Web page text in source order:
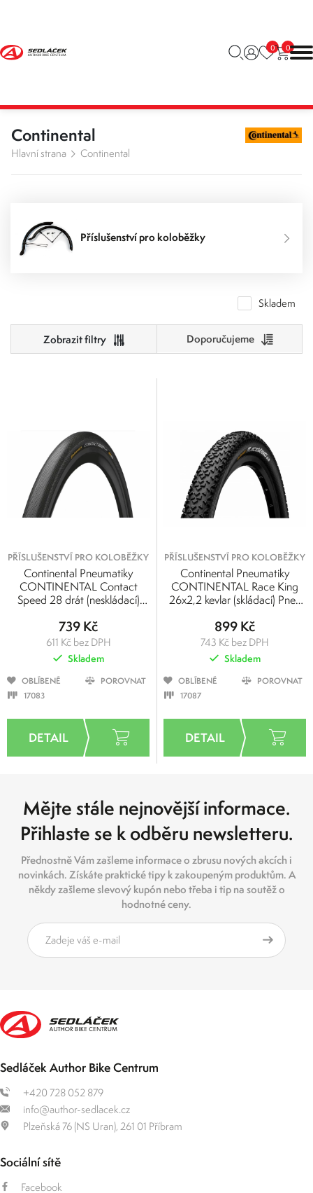
0 0
Continental
Hlavní strana Continental
Příslušenství pro koloběžky
Skladem
Doporučujeme
625
PŘÍSLUŠENSTVÍ PRO KOLOBĚŽKY
Continental Pneumatiky
CONTINENTAL Contact
Speed 28 drát (neskládací)
739 Kč
611 Kč bez DPH
Skladem
OBLÍBENÉ
POROVNAT
17083
PŘÍSLUŠENSTVÍ PRO KOLOBĚŽKY
Continental Pneumatiky
CONTINENTAL Race King
26x2,2 kevlar (skládací) Pneu
899 Kč
743 Kč bez DPH
Skladem
OBLÍBENÉ
POROVNAT
17087
Mějte stále nejnovější informace.
Přihlaste se k odběru newsletteru.
Přednostně Vám zašleme informace o zbrusu nových akcích i
novinkách. Získáte praktické tipy k zakoupeným produktům. A
někdy zašleme slevový kupón nebo třeba i tip na soutěž o
hodnotné ceny.
Sedláček Author Bike Centrum
+420 728 052 879
info@author-sedlacek.cz
Plzeňská 76 (NS Uran), 261 01 Příbram
Sociální sítě
Facebook